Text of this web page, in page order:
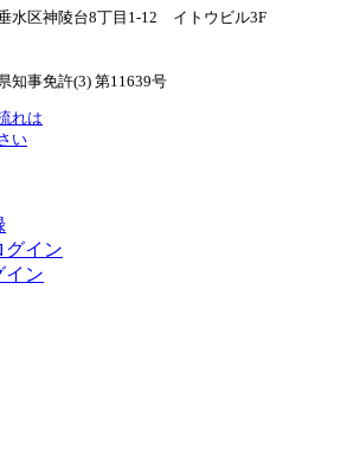
水区神陵台8丁目1-12 イトウビル3F
知事免許(3) 第11639号
れは
い